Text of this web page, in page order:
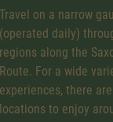
Travel on a narrow
(operated daily)
regions along the
Route. For a wide
experiences, there
locations to enjoy